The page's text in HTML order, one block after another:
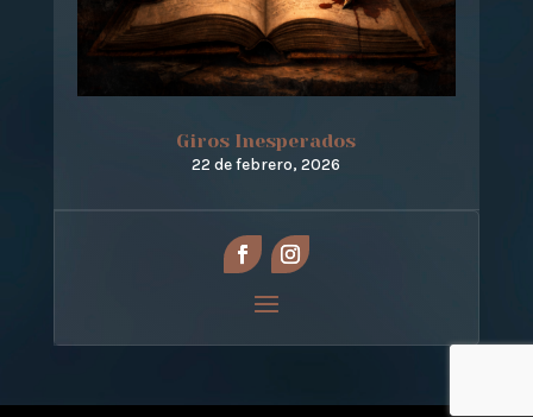
Giros Inesperados
22 de febrero, 2026